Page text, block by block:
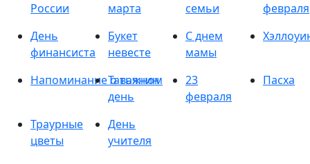
России
марта
семьи
февраля
День
финансиста
Букет
невесте
С днем
мамы
Напоминание о важном
Татьянин
день
23
февраля
Пасха
Траурные
цветы
День
учителя